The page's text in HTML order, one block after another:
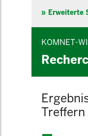
Erweiterte
KOMNET-
Treffern